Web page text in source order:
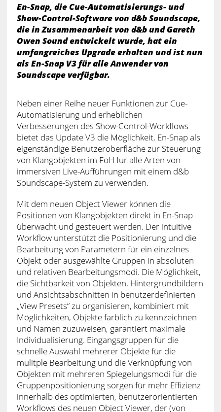
En-Snap, die Cue-Automatisierungs- und
Show-Control-Software von d&b Soundscape,
die in Zusammenarbeit von d&b und Gareth
Owen Sound entwickelt wurde, hat ein
umfangreiches Upgrade erhalten und ist nun
als En-Snap V3 für alle Anwender von
Soundscape verfügbar.
Neben einer Reihe neuer Funktionen zur Cue-
Automatisierung und erheblichen
Verbesserungen des Show-Control-Workflows
bietet das Update V3 die Möglichkeit, En-Snap als
eigenständige Benutzeroberfläche zur Steuerung
von Klangobjekten im FoH für alle Arten von
immersiven Live-Aufführungen mit einem d&b
Soundscape-System zu verwenden.
Mit dem neuen Object Viewer können die
Positionen von Klangobjekten direkt in En-Snap
überwacht und gesteuert werden. Der intuitive
Workflow unterstützt die Positionierung und die
Bearbeitung von Parametern für ein einzelnes
Objekt oder ausgewählte Gruppen in absoluten
und relativen Bearbeitungsmodi. Die Möglichkeit,
die Sichtbarkeit von Objekten, Hintergrundbildern
und Ansichtsabschnitten in benutzerdefinierten
„View Presets“ zu organisieren, kombiniert mit
Möglichkeiten, Objekte farblich zu kennzeichnen
und Namen zuzuweisen, garantiert maximale
Individualisierung. Eingangsgruppen für die
schnelle Auswahl mehrerer Objekte für die
mulitple Bearbeitung und die Verknüpfung von
Objekten mit mehreren Spiegelungsmodi für die
Gruppenpositionierung sorgen für mehr Effizienz
innerhalb des optimierten, benutzerorientierten
Workflows des neuen Object Viewer, der (von